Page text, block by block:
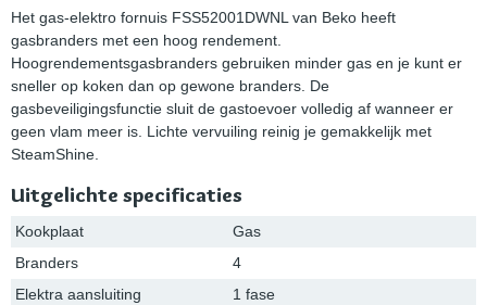
Het gas-elektro fornuis FSS52001DWNL van Beko heeft
gasbranders met een hoog rendement.
Hoogrendementsgasbranders gebruiken minder gas en je kunt er
sneller op koken dan op gewone branders. De
gasbeveiligingsfunctie sluit de gastoevoer volledig af wanneer er
geen vlam meer is. Lichte vervuiling reinig je gemakkelijk met
SteamShine.
Uitgelichte specificaties
Kookplaat
Gas
Branders
4
Elektra aansluiting
1 fase